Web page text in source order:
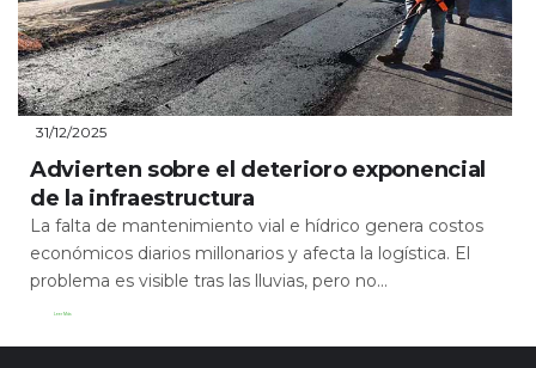
31/12/2025
Advierten sobre el deterioro exponencial
de la infraestructura
La falta de mantenimiento vial e hídrico genera costos
económicos diarios millonarios y afecta la logística. El
problema es visible tras las lluvias, pero no...
Leer Más